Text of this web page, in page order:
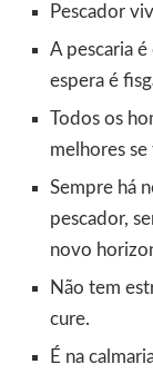
Pescador
A pescaria
espera é
Todos os
melhores
Sempre há
pescador,
novo
Não tem
cure.
É na